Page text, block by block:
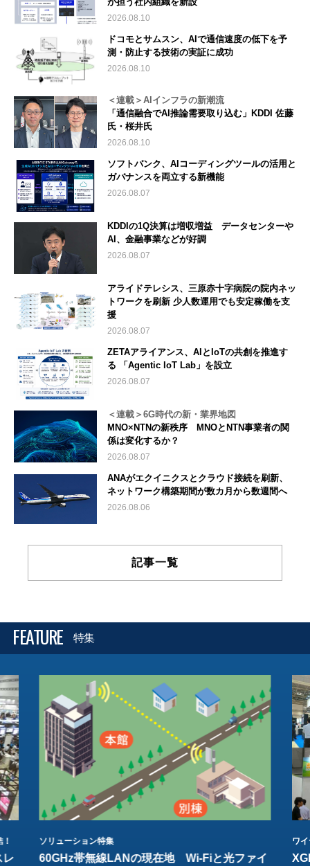
2026.08.10
ドコモとサムスン、AIで通信速度の低下を予
測・防止する技術の実証に成功
2026.08.10
＜連載＞AIインフラの新潮流
「通信融合でAI推論需要取り込む」KDDI 佐藤
氏・桜井氏
2026.08.10
ソフトバンク、AIコーディングツールの活用と
ガバナンスを両立する新機能
2026.08.07
KDDIの1Q決算は増収増益 データセンターや
AI、金融事業などが好調
2026.08.07
アライドテレシス、三原赤十字病院の院内ネッ
トワークを刷新 少人数運用でも安定稼働を支
援
2026.08.07
ZETAアライアンス、AIとIoTの共創を推進す
る 「Agentic IoT Lab」を設立
2026.08.07
＜連載＞6G時代の新・業界地図
MNO×NTNの新秩序 MNOとNTN事業者の関
係は変化するか？
2026.08.07
ANAがエクイニクスとクラウド接続を刷新、
ネットワーク構築期間が数カ月から数週間へ
2026.08.06
記事一覧
FEATURE 特集
レ
ソリューション特集
60GHz帯無線LANの現在地 Wi-Fiと光ファイ
ワ